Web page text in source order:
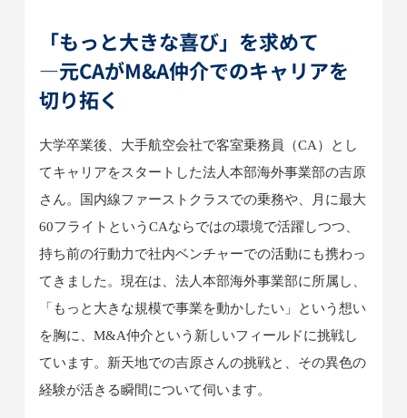
「もっと大きな喜び」を求めて
―元CAがM&A仲介でのキャリアを
切り拓く
大学卒業後、大手航空会社で客室乗務員（CA）とし
てキャリアをスタートした法人本部海外事業部の吉原
さん。国内線ファーストクラスでの乗務や、月に最大
60フライトというCAならではの環境で活躍しつつ、
持ち前の行動力で社内ベンチャーでの活動にも携わっ
てきました。現在は、法人本部海外事業部に所属し、
「もっと大きな規模で事業を動かしたい」という想い
を胸に、M&A仲介という新しいフィールドに挑戦し
ています。新天地での吉原さんの挑戦と、その異色の
経験が活きる瞬間について伺います。